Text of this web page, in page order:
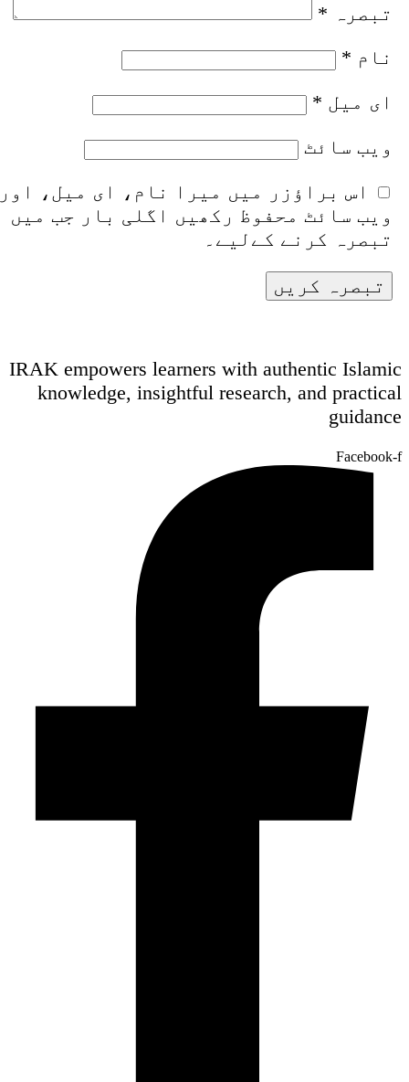
*
*
میل *
سائٹ
اس براؤزر میں میرا نام، ای میل، اور
سائٹ محفوظ رکھیں اگلی بار جب میں
کرنے کےلیے۔
IRAK empowers learners with authentic
knowledge, insightful research, and